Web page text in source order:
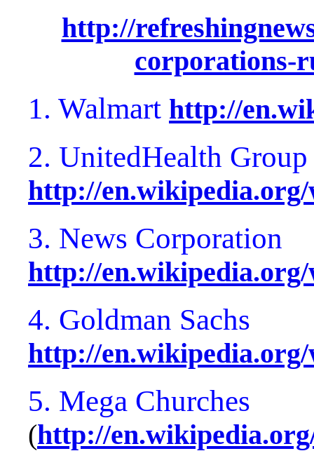
http://
corporations-
1. Walmart http://
2. UnitedHealth Group
http://
3. News Corporation
http://
4. Goldman Sachs
http://
5. Mega Churches
(http://